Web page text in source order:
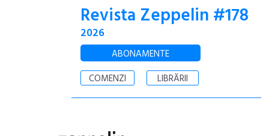
Revista Zeppelin #178
2026
ABONAMENTE
COMENZI
LIBRĂRII